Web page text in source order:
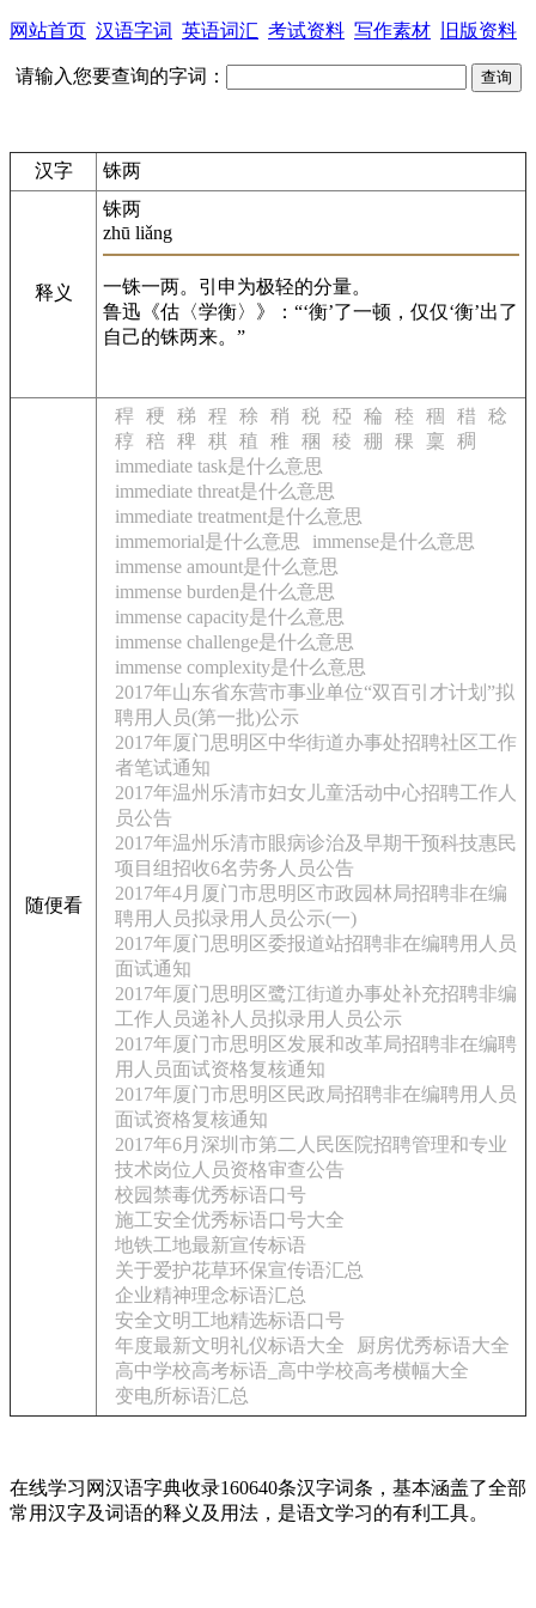
网站首页 汉语字词 英语词汇 考试资料 写作素材 旧版资料
请输入您要查询的字词：
汉字 铢两
释义
铢两
zhū liǎng
一铢一两。引申为极轻的分量。
鲁迅《估〈学衡〉》：“‘衡’了一顿，仅仅‘衡’出了
自己的铢两来。”
随便看
稈 稉 稊 程 稌 稍 税 稏 稐 稑 稒 稓
稔
稕
稖 稗 稘 稙 稚 稛 稜 稝 稞 稟
稠
immediate task是什么意思
immediate threat是什么意思
immediate treatment是什么意思
immemorial是什么意思
immense是什么意思
immense amount是什么意思
immense burden是什么意思
immense capacity是什么意思
immense challenge是什么意思
immense complexity是什么意思
2017年山东省东营市事业单位“双百引才计划”拟
聘用人员(第一批)公示
2017年厦门思明区中华街道办事处招聘社区工作
者笔试通知
2017年温州乐清市妇女儿童活动中心招聘工作人
员公告
2017年温州乐清市眼病诊治及早期干预科技惠民
项目组招收6名劳务人员公告
2017年4月厦门市思明区市政园林局招聘非在编
聘用人员拟录用人员公示(一)
2017年厦门思明区委报道站招聘非在编聘用人员
面试通知
2017年厦门思明区鹭江街道办事处补充招聘非编
工作人员递补人员拟录用人员公示
2017年厦门市思明区发展和改革局招聘非在编聘
用人员面试资格复核通知
2017年厦门市思明区民政局招聘非在编聘用人员
面试资格复核通知
2017年6月深圳市第二人民医院招聘管理和专业
技术岗位人员资格审查公告
校园禁毒优秀标语口号
施工安全优秀标语口号大全
地铁工地最新宣传标语
关于爱护花草环保宣传语汇总
企业精神理念标语汇总
安全文明工地精选标语口号
年度最新文明礼仪标语大全
厨房优秀标语大全
高中学校高考标语_高中学校高考横幅大全
变电所标语汇总
在线学习网汉语字典收录160640条汉字词条，基本涵盖了全部
常用汉字及词语的释义及用法，是语文学习的有利工具。